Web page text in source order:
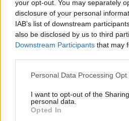
your opt-out. You may separately
disclosure of your personal
IAB’s list of downstream
also be disclosed by us to third
Downstream Participants that may
Please note that this website/app
not limited to your visit or usage
grant or deny consent to Google
use your data for below specified
Personal Data Processing Opt
I want to opt-out of the
personal data.
Opted In